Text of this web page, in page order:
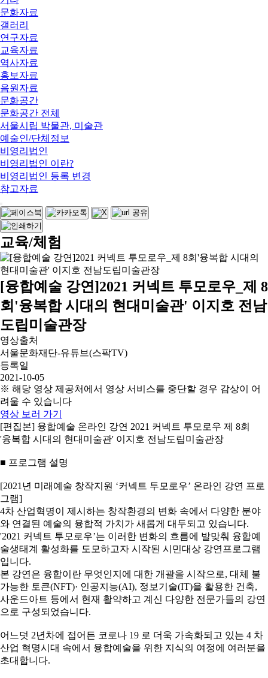
문화자료
갤러리
연구자료
교육자료
역사자료
홍보자료
음원자료
문화공간
문화공간 전체
서울시립 박물관, 미술관
예술인/단체정보
비영리법인
비영리법인 이란?
비영리법인 등록 변경
참고자료
교육/체험
[융합예술 강연]2021 커넥트 투모로우_제 8
회'융복합 시대의 현대미술관' 이지호 전남
도립미술관장
영상출처
서울문화재단-유튜브(스팍TV)
등록일
2021-10-05
※ 해당 영상 제공처에서 영상 서비스를 중단할 경우 감상이 어
려울 수 있습니다
영상 보러 가기
[편집본] 융합예술 온라인 강연 2021 커넥트 투모로우 제 8회
'융복합 시대의 현대미술관' 이지호 전남도립미술관장
■ 프로그램 설명
[2021년 미래예술 창작지원 ‘커넥트 투모로우’ 온라인 강연 프로
그램]
4차 산업혁명이 제시하는 창작환경의 변화 속에서 다양한 분야
와 연결된 예술의 융합적 가치가 새롭게 대두되고 있습니다.
'2021 커넥트 투모로우’는 이러한 변화의 흐름에 발맞춰 융합예
술생태계 활성화를 도모하고자 시작된 시민대상 강연프로그램
입니다.
본 강연은 융합이란 무엇인지에 대한 개괄을 시작으로, 대체 불
가능한 토큰(NFT)· 인공지능(AI), 정보기술(IT)을 활용한 건축,
사운드아트 등에서 현재 활약하고 계신 다양한 전문가들의 강연
으로 구성되었습니다.
어느덧 2년차에 접어든 코로나 19 로 더욱 가속화되고 있는 4 차
산업 혁명시대 속에서 융합예술을 위한 지식의 여정에 여러분을
초대합니다.